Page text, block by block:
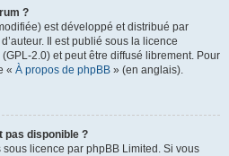
?
est développé et distribué par
Il est publié sous la licence
2.0) et peut être diffusé librement. Pour
« À propos de phpBB » (en anglais).
pas disponible ?
licence par phpBB Limited. Si vous